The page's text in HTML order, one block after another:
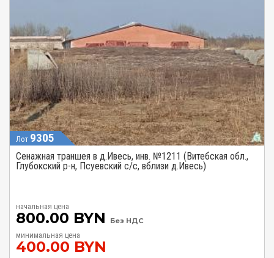
Лот 9305
Сенажная траншея в д.Ивесь, инв. №1211 (Витебская обл.,
Глубокский р-н, Псуевский с/с, вблизи д.Ивесь)
начальная цена
800.00 BYN Без НДС
минимальная цена
400.00 BYN